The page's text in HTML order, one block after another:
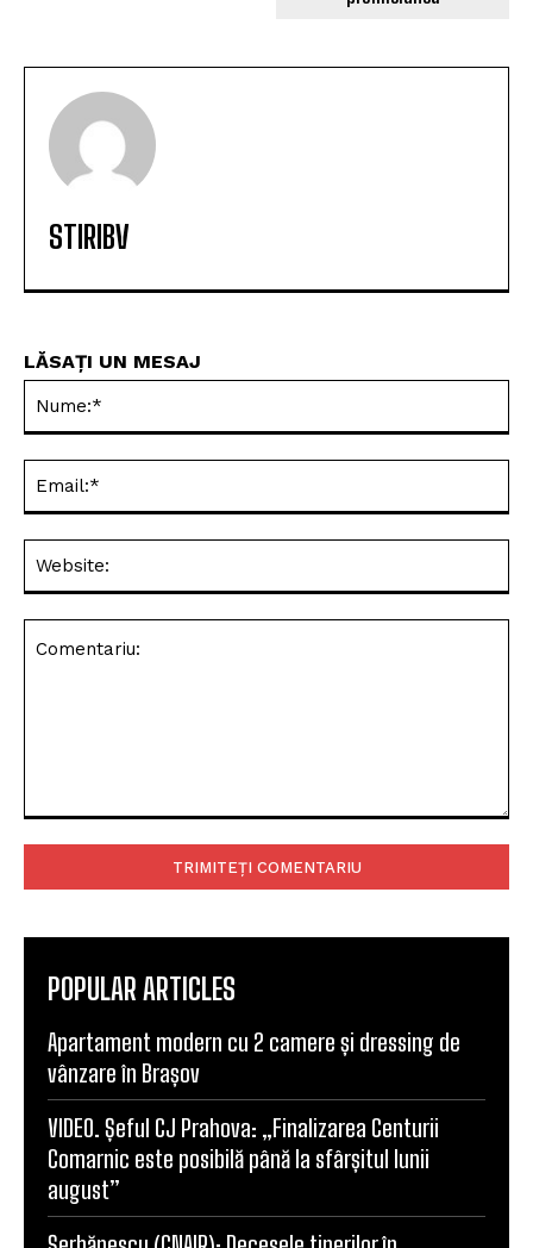
STIRIBV
LĂSAȚI UN MESAJ
POPULAR ARTICLES
Apartament modern cu 2 camere și dressing de
vânzare în Brașov
VIDEO. Șeful CJ Prahova: „Finalizarea Centurii
Comarnic este posibilă până la sfârșitul lunii
august”